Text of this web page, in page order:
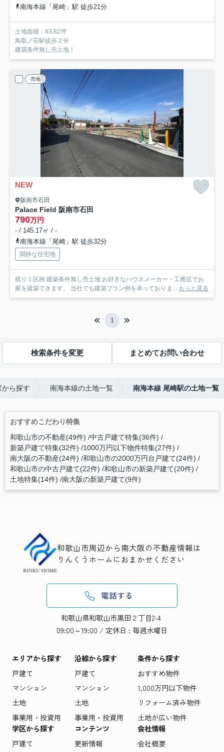
南海本線「尾崎」駅 徒歩21分
土地面積：63.82坪
鳥取ノ荘駅徒歩２分
建築条件無し売土地！
売地
NEW
阪南市石田
Palace Field 阪南市石田
790万円
- / 145.17㎡ / -
南海本線「尾崎」駅 徒歩32分
閑静な住宅地
残り１区画 建築条件無し売土地 お好きなハウスメーカー・工務店でお
家を建築できます。 当社でも建築プラン例を承っておりま...
もっと見る
1
検索条件を変更 まとめてお問い合わせ
ら探す 南海本線の土地一覧 南海本線 尾崎駅の土地一覧
おすすめこだわり特集
和歌山市の不動産(49件) 中古戸建て特集(36件)
新築戸建て特集(32件) 1000万円以下物件特集(27件)
南大阪の不動産(24件) 和歌山市の2000万円台戸建て(24件)
和歌山市の中古戸建て(22件) 和歌山市の新築戸建て(20件)
土地特集(14件) 南大阪の新築戸建て(9件)
和歌山市周辺から南大阪の不動産情報は
りんくうホームにおまかせください
電話する
和歌山県和歌山市黒田２丁目2-4
09:00～19:00 / 定休日 : 毎週水曜日
エリアから探す
戸建て
マンション
土地
事業用・投資用
沿線から探す
戸建て
マンション
土地
事業用・投資用
条件から探す
おすすめ物件
1,000万円以下物件
リフォーム済み物件
土地が広い物件
学区から探す
戸建て
コンテンツ
更新情報
会社情報
会社概要